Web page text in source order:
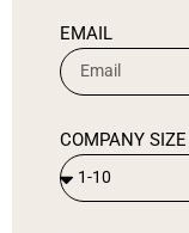
EMAIL
COMPANY SIZE